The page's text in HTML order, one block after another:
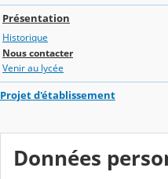
Présentation
Historique
Nous contacter
Venir au lycée
Projet d'établissement
Données